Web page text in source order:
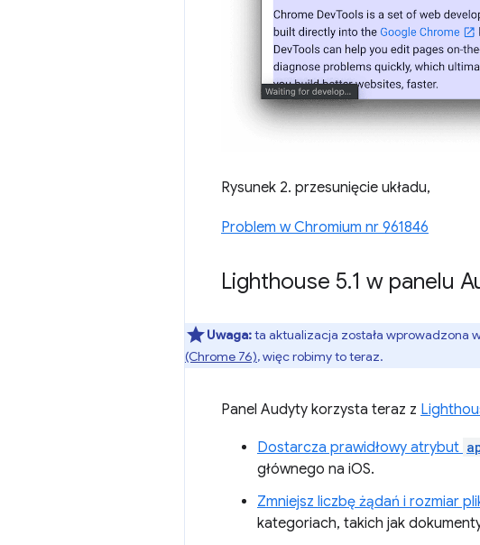
Rysunek 2. przesunięcie układu,
Problem w Chromium nr 961846
Lighthouse 5.1 w panelu
Uwaga:ta aktualizacja została wprowadzona
(Chrome 76), więc robimy to teraz.
Panel Audyty korzysta teraz z
Dostarcza prawidłowy atrybut
głównego na iOS.
Zmniejsz liczbę żądań i rozmiar
kategoriach, takich jak